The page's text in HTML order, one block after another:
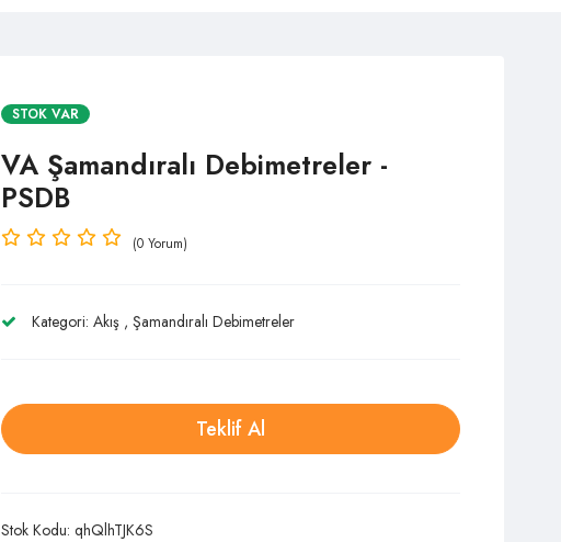
STOK VAR
VA Şamandıralı Debimetreler -
PSDB
(0 Yorum)
Kategori: Akış, Şamandıralı Debimetreler
Teklif Al
Stok Kodu: qhQlhTJK6S